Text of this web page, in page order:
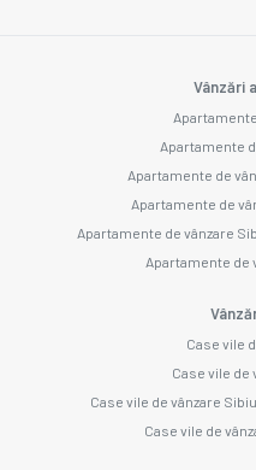
Vânzări
Apartamente
Apartamente de
Apartamente de
Apartamente de vânzare
Apartamente de
Case vile
Case vile de
Case vile de vânzare
Case vile de